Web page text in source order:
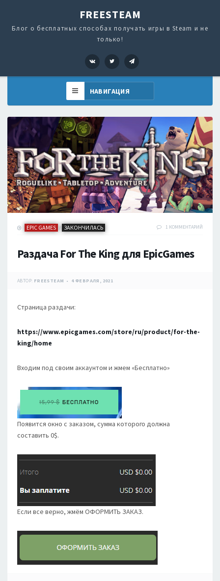
FREESTEAM
Блог о бесплатных способах получать игры в Steam и не
только!
VK Twitter
EPIC GAMES / ЗАКОНЧИЛАСЬ 1 КОММЕНТАРИЙ
Раздача For The King для EpicGames
АВТОР: FREESTEAM 4 ФЕВРАЛЯ, 2021
Страница раздачи:
https://www.epicgames.com/store/ru/product/for-the-
king/home
Входим под своим аккаунтом и жмем «Бесплатно»
Появится окно с заказом, сумма которого должна
составить 0$.
Если все верно, жмём ОФОРМИТЬ ЗАКАЗ.